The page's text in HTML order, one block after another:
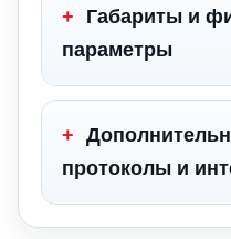
+
Габариты и
параметры
+
протоколы и